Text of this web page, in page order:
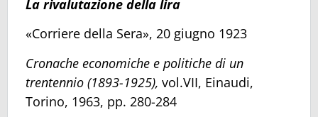
La rivalutazione della lira
«Corriere della Sera», 20 giugno 1923
Cronache economiche e politiche di un
trentennio (1893-1925), vol.VII, Einaudi,
Torino, 1963, pp. 280-284